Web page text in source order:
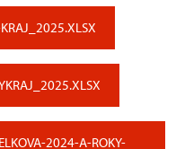
KRAJ_2025.XLSX
2024-A-ROKY-